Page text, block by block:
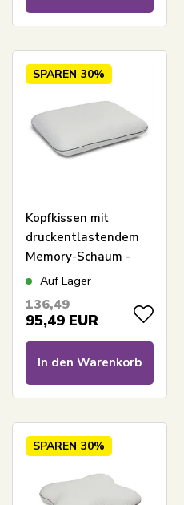
SPAREN 30%
Kopfkissen mit
druckentlastendem
Memory-Schaum -
Relaxy Heaven Kissen
Auf Lager
136,49
95,49 EUR
In den Warenkorb
SPAREN 30%